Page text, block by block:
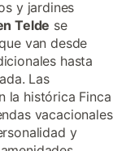
y jardines
Telde se
van desde
hasta
Las
la histórica Finca
vacacionales
y